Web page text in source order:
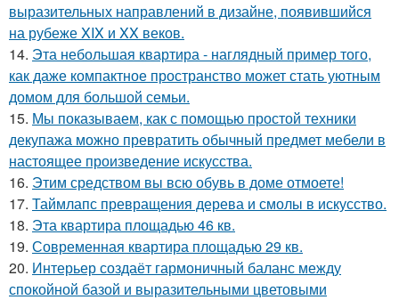
выразительных направлений в дизайне, появившийся
на рубеже XIX и XX веков.
14. Эта небольшая квартира - наглядный пример того,
как даже компактное пространство может стать уютным
домом для большой семьи.
15. Мы показываем, как с помощью простой техники
декупажа можно превратить обычный предмет мебели в
настоящее произведение искусства.
16. Этим средством вы всю обувь в доме отмоете!
17. Таймлапс превращения дерева и смолы в искусство.
18. Эта квартира площадью 46 кв.
19. Современная квартира площадью 29 кв.
20. Интерьер создаёт гармоничный баланс между
спокойной базой и выразительными цветовыми